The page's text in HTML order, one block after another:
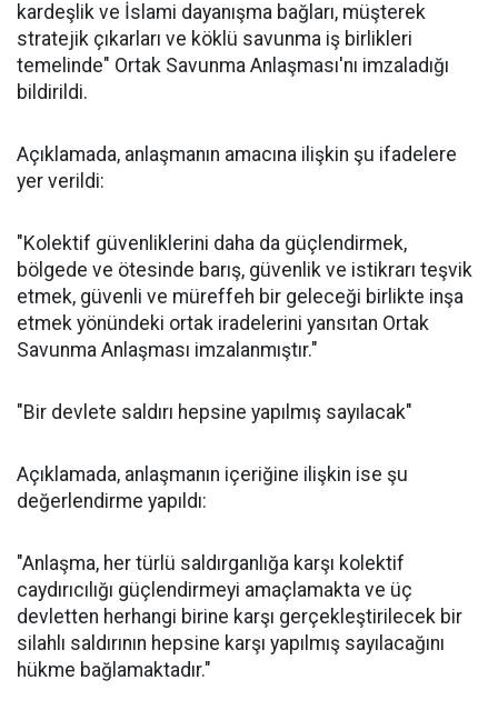
kardeşlik ve İslami dayanışma bağları, müşterek
stratejik çıkarları ve köklü savunma iş birlikleri
temelinde" Ortak Savunma Anlaşması'nı imzaladığı
bildirildi.
Açıklamada, anlaşmanın amacına ilişkin şu ifadelere
yer verildi:
"Kolektif güvenliklerini daha da güçlendirmek,
bölgede ve ötesinde barış, güvenlik ve istikrarı teşvik
etmek, güvenli ve müreffeh bir geleceği birlikte inşa
etmek yönündeki ortak iradelerini yansıtan Ortak
Savunma Anlaşması imzalanmıştır."
"Bir devlete saldırı hepsine yapılmış sayılacak"
Açıklamada, anlaşmanın içeriğine ilişkin ise şu
değerlendirme yapıldı:
"Anlaşma, her türlü saldırganlığa karşı kolektif
caydırıcılığı güçlendirmeyi amaçlamakta ve üç
devletten herhangi birine karşı gerçekleştirilecek bir
silahlı saldırının hepsine karşı yapılmış sayılacağını
hükme bağlamaktadır."